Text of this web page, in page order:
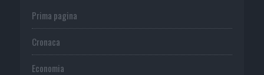
Prima pagina
Cronaca
Economia